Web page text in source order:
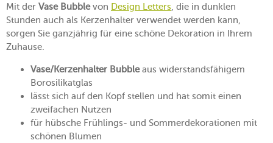
Mit der Vase Bubblevon Design Letters, die in dunklen
Stunden auch als Kerzenhalter verwendet werden kann,
sorgen Sie ganzjährig für eine schöne Dekoration in Ihrem
Zuhause.
Vase/Kerzenhalter Bubbleaus widerstandsfähigem
Borosilikatglas
lässt sich auf den Kopf stellen und hat somit einen
zweifachen Nutzen
für hübsche Frühlings- und Sommerdekorationen mit
schönen Blumen